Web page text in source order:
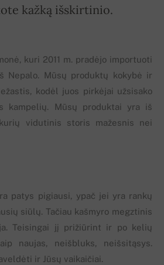
kažką išskirtinio.
kuri 2011 m. pradėjo importuoti
Nepalo. Mūsų produktų kokybė ir
kodėl juos pirkėjai užsisako
kampelių. Mūsų produktai yra iš
vidutinis storis mažesnis nei
patys pigiausi, ypač jei yra rankų
siūlų. Tačiau kašmyro megztinis
Teisingai jį prižiūrint ir po kelių
naujas, neišbluks, neišsitąsys.
ir Jūsų vaikaičiai.